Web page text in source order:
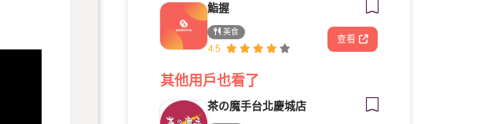
鮨握
美食
4.5
查看
其他用戶也看了
茶の魔手台北慶城店